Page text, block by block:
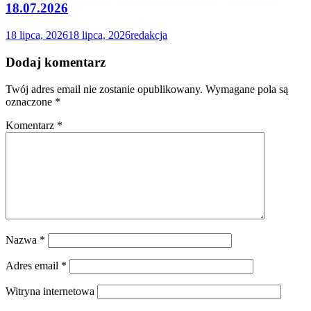
18.07.2026
18 lipca, 202618 lipca, 2026redakcja
Dodaj komentarz
Twój adres email nie zostanie opublikowany. Wymagane pola są
oznaczone *
Komentarz *
Nazwa *
Adres email *
Witryna internetowa
strony, zwiększasz
szansę na
zobaczenie
spersonalizowanych